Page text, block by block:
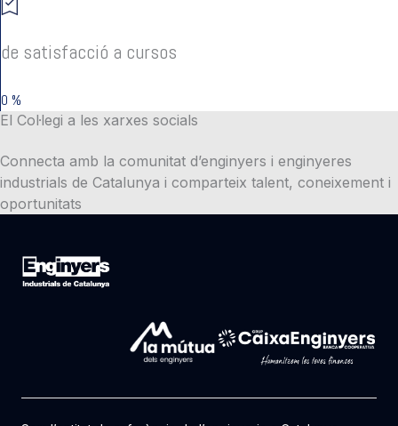
de satisfacció a cursos
0 %
El Col·legi a les xarxes socials
Connecta amb la comunitat d’enginyers i enginyeres
industrials de Catalunya i comparteix talent, coneixement i
oportunitats